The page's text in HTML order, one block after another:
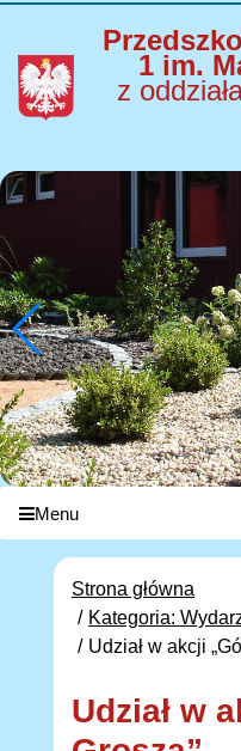
1 im.
z
Menu
Strona główna
Kategoria:
Udział w akcji
Udział w